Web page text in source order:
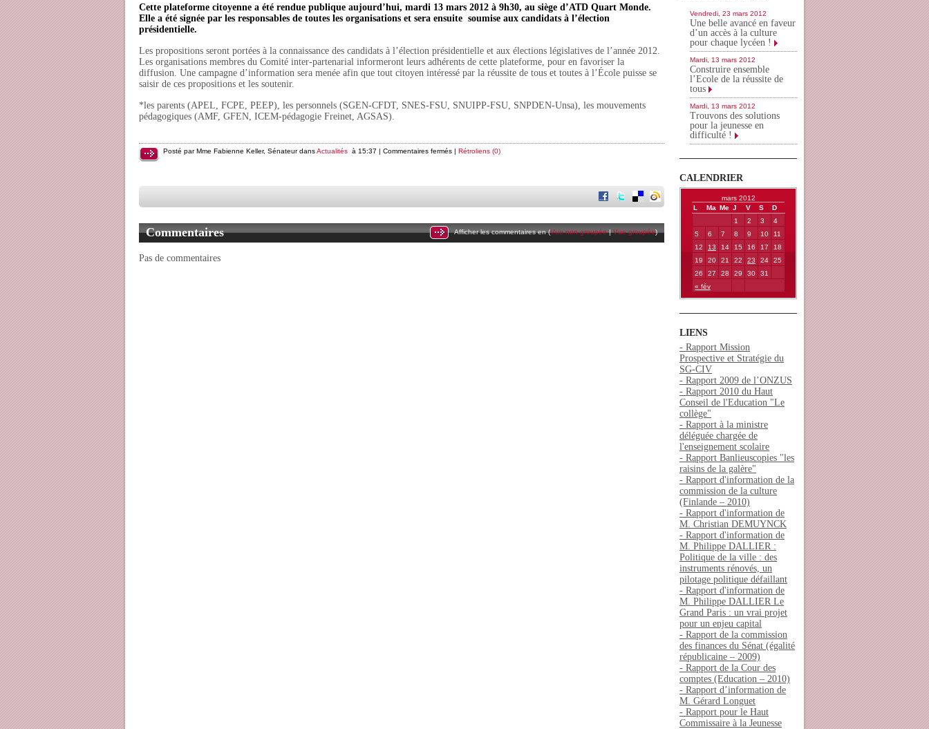
Cette plateforme citoyenne a été rendue publique aujourd’hui, mardi 13 mars 2012 à 9h30, au siège d’ATD Quart Monde.
Elle a été signée par les responsables de toutes les organisations et sera ensuite soumise aux candidats à l’élection
présidentielle.
Les propositions seront portées à la connaissance des candidats à l’élection présidentielle et aux élections législatives de l’année 2012.
Les organisations membres du Comité inter-partenarial informeront leurs adhérents de cette plateforme, pour en favoriser la
diffusion. Une campagne d’information sera menée afin que tout citoyen intéressé par la réussite de tous et toutes à l’École puisse se
saisir de ces propositions et les soutenir.
*les parents (APEL, FCPE, PEEP), les personnels (SGEN-CFDT, SNES-FSU, SNUIPP-FSU, SNPDEN-Unsa), les mouvements
pédagogiques (AMF, GFEN, ICEM-pédagogie Freinet, AGSAS).
Posté par Mme Fabienne Keller, Sénateur dansActualités à 15:37 | Commentaires fermés | Rétroliens (0)
Commentaires Afficher les commentaires en (Vue non groupée|Vue groupée)
Pas de commentaires
Vendredi, 23 mars 2012
Une belle avancé en faveur
d’un accès à la culture
pour chaque lycéen !
Mardi, 13 mars 2012
Construire ensemble
l’Ecole de la réussite de
tous
Mardi, 13 mars 2012
Trouvons des solutions
pour la jeunesse en
difficulté !
CALENDRIER
mars 2012
L
Ma Me J V S D
« fév
1 2 3
4
5
6 7 8 9 10
11
12
13 14 15 16 17
18
19
20 21 22 23 24
25
26
27 28 29 30 31
LIENS
- Rapport Mission
Prospective et Stratégie du
SG-CIV
- Rapport 2009 de l’ONZUS
- Rapport 2010 du Haut
Conseil de l'Education "Le
collège"
- Rapport à la ministre
déléguée chargée de
l'enseignement scolaire
- Rapport Banlieuscopies "les
raisins de la galère"
- Rapport d'information de la
commission de la culture
(Finlande – 2010)
- Rapport d'information de
M. Christian DEMUYNCK
- Rapport d'information de
M. Philippe DALLIER :
Politique de la ville : des
instruments rénovés, un
pilotage politique défaillant
- Rapport d'information de
M. Philippe DALLIER Le
Grand Paris : un vrai projet
pour un enjeu capital
- Rapport de la commission
des finances du Sénat (égalité
républicaine – 2009)
- Rapport de la Cour des
comptes (Education – 2010)
- Rapport d’information de
M. Gérard Longuet
- Rapport pour le Haut
Commissaire à la Jeunesse